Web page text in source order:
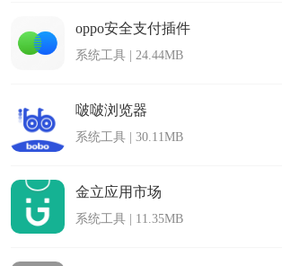
oppo安全支付插件
系统工具 | 24.44MB
啵啵浏览器
系统工具 | 30.11MB
金立应用市场
系统工具 | 11.35MB